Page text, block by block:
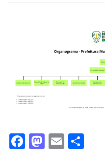
Facebook
Mastodon
Email